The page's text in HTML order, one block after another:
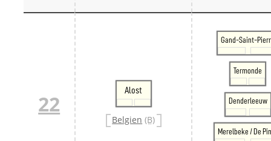
22
Alost
Belgien (B)
Gand-Saint-
Termonde
Denderleeuw
Merelbeke / De